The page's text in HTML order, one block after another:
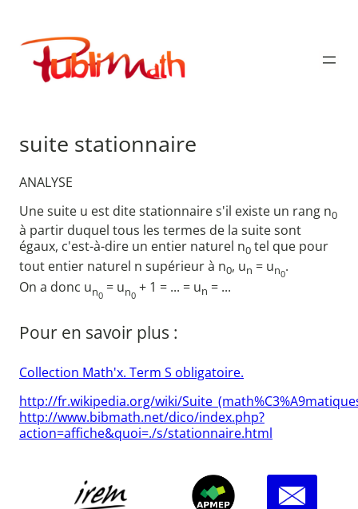
contenu
Publimath
suite stationnaire
ANALYSE
Une suite u est dite stationnaire s'il existe un rang n0
à partir duquel tous les termes de la suite sont
égaux, c'est-à-dire un entier naturel n0 tel que pour
tout entier naturel n supérieur à n0, un = un0.
On a donc un0 = un0 + 1 = ... = un = ...
Pour en savoir plus :
Collection Math'x. Term S obligatoire.
http://fr.wikipedia.org/wiki/
http://www.bibmath.net/dico/index.php?
action=affiche&quoi=./s/stationnaire.html